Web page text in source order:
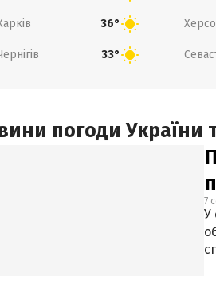
36°
33°
погоди України
7
У